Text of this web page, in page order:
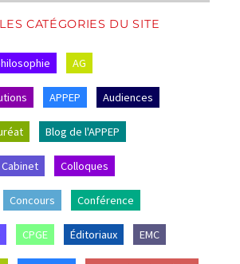
CATÉGORIES DU SITE
AG
APPEP Audiences
Blog de l'APPEP
Cabinet Colloques
Concours Conférence
CPGE Éditoriaux EMC